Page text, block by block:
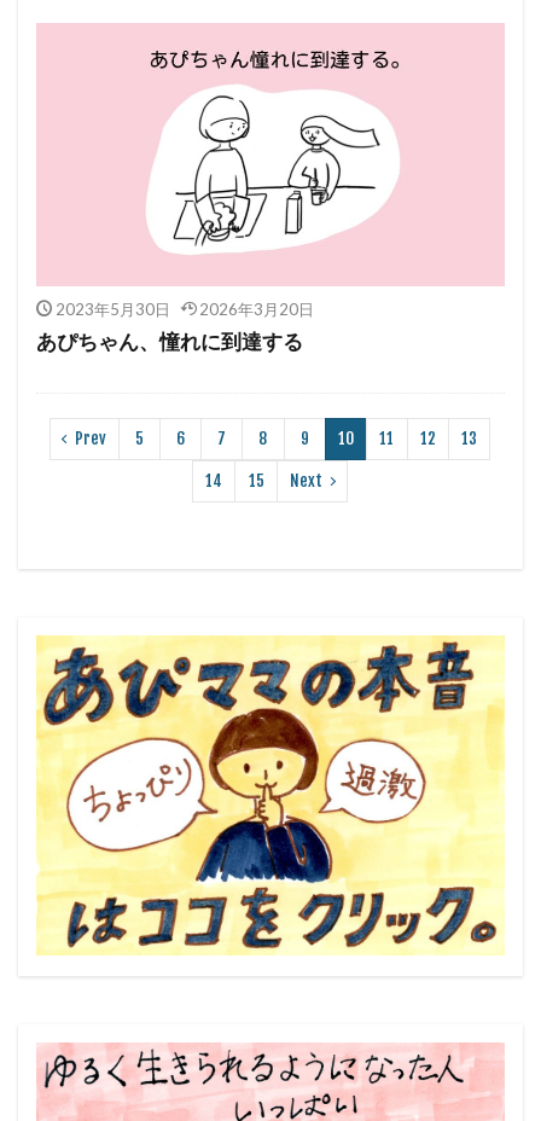
2023年5月30日 2026年3月20日
あぴちゃん、憧れに到達する
Prev 5 6 7 8 9 10 11 12 13
14 15 Next